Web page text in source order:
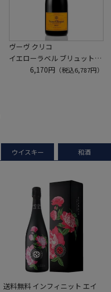
ヴーヴ クリコ
イエローラベル ブリュット
750ml 正規品
6,170円 （税込6,787円）
ウイスキー 和酒
送料無料 インフィニット エイ